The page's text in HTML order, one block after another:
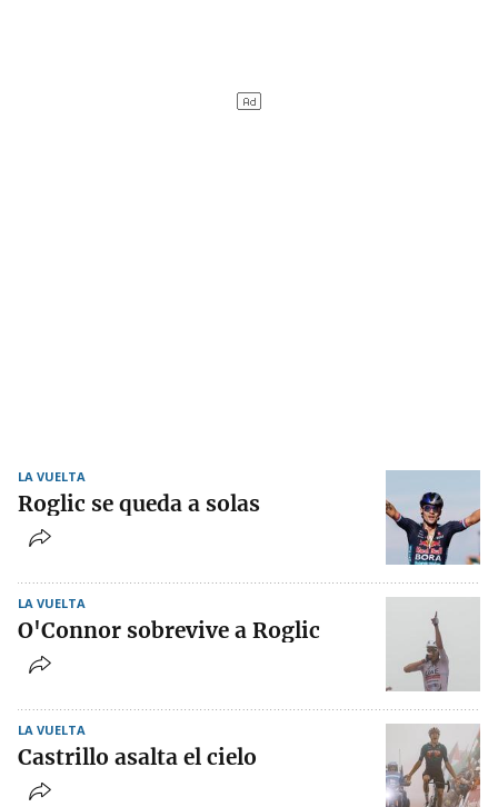
LA VUELTA
Roglic se queda a solas
LA VUELTA
O'Connor sobrevive a Roglic
LA VUELTA
Castrillo asalta el cielo